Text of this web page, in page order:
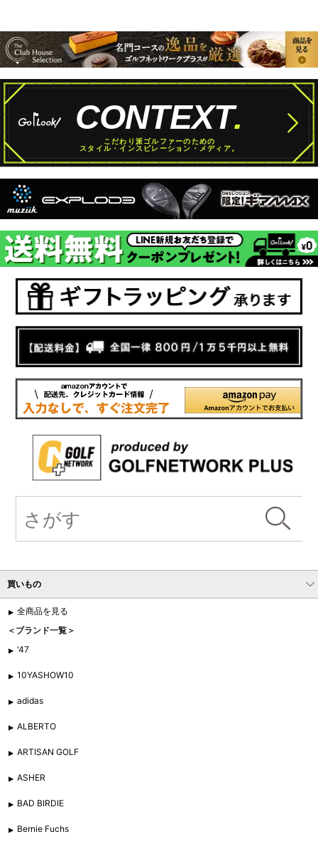
買いもの
全商品を見る
＜ブランド一覧＞
'47
10YASHOW10
adidas
ALBERTO
ARTISAN GOLF
ASHER
BAD BIRDIE
Bernie Fuchs